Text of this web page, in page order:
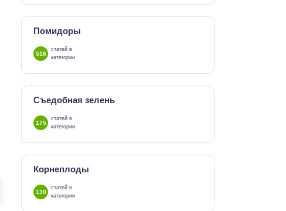
Помидоры
516
статей в
категории
Съедобная зелень
175
статей в
категории
Корнеплоды
130
статей в
категории